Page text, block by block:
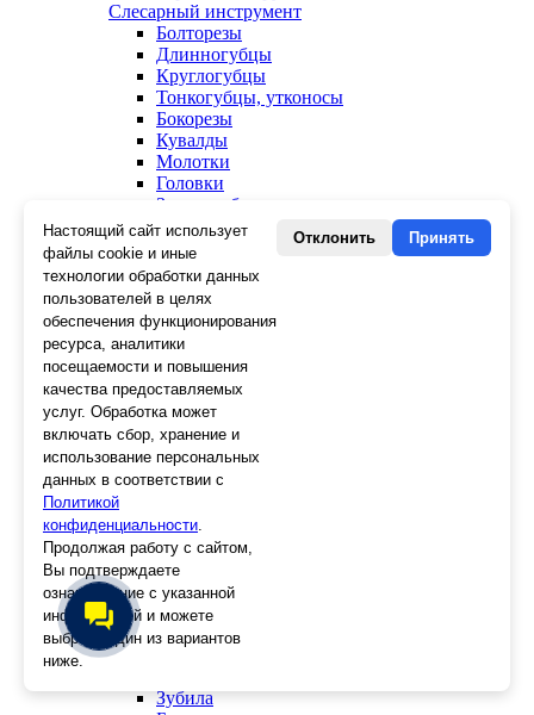
Слесарный инструмент
Болторезы
Длинногубцы
Круглогубцы
Тонкогубцы, утконосы
Бокорезы
Кувалды
Молотки
Головки
Зенкера, бородки, кернеры
Керны
Патроны, переходники
Ножницы электрика
Стопорные кольца
Съемники стопорных колец
Пинцеты
Магниты
Клещи для изоляции
Кабелерезы
Гайкорезы
Зажимы ручные
Подшипники
Тиски
Плоскогубцы
Отвертки
Ножницы по металлу
Напильники, рашпили
Наборы инструментов
Кусачки
Зубила
Настоящий сайт использует
файлы cookie и иные
технологии обработки данных
пользователей в целях
обеспечения функционирования
ресурса, аналитики
посещаемости и повышения
качества предоставляемых
услуг. Обработка может
включать сбор, хранение и
использование персональных
данных в соответствии с
Политикой
конфиденциальности.
Продолжая работу с сайтом,
Вы подтверждаете
ознакомление с указанной
информацией и можете
выбрать один из вариантов
ниже.
Отклонить Принять